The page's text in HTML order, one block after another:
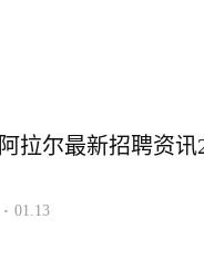
阿拉尔最新招聘资讯
· 01.13